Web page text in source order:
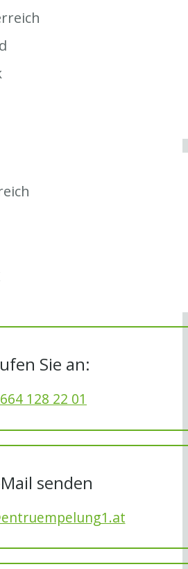
Sie an:
128 22 01
senden